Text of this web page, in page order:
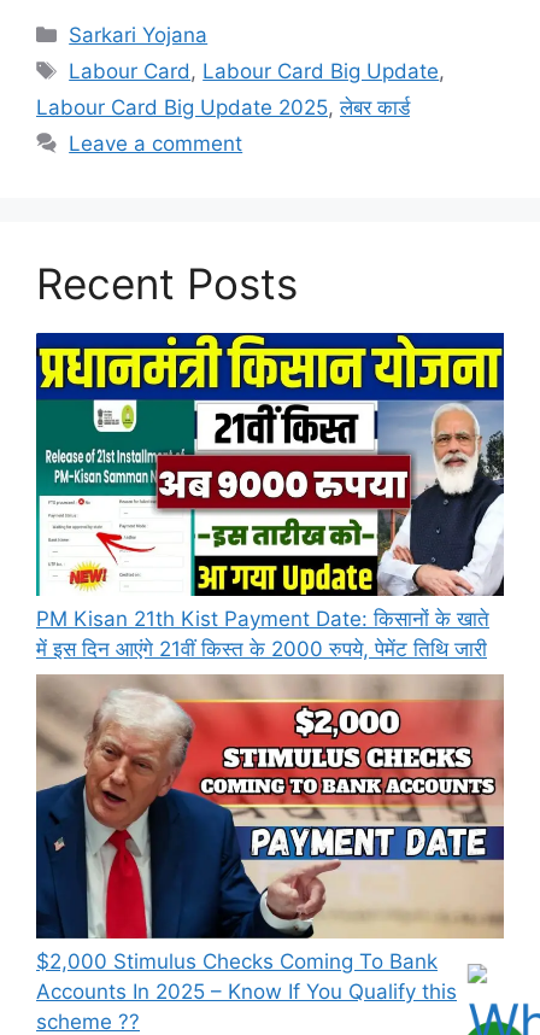
Categories
Sarkari Yojana
Tags
Labour Card , Labour Card Big Update,
Labour Card Big Update 2025,लेबर कार्ड
Leave a comment
Recent Posts
PM Kisan 21th Kist Payment Date: किसानों के खाते
में इस दिन आएंगे 21वीं किस्त के 2000 रुपये, पेमेंट तिथि जारी
⁠$2,000 Stimulus Checks Coming To Bank
Accounts In 2025 – Know If You Qualify this
scheme ??